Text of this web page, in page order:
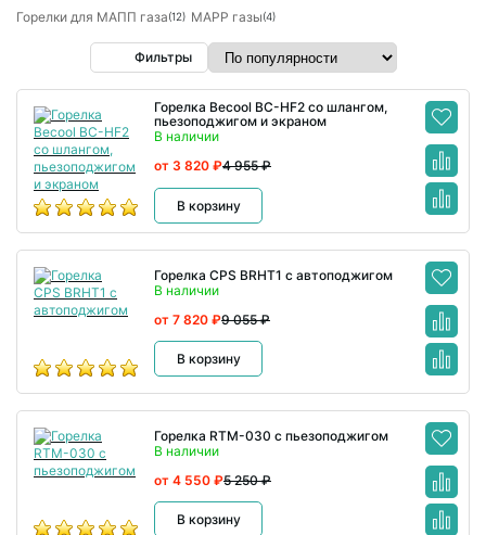
Горелки для МАПП газа(12) MAPP газы(4)
Фильтры
Горелка Becool BC-HF2 со шлангом,
пьезоподжигом и экраном
В наличии
4 955 ₽
от 3 820 ₽
В корзину
Горелка CPS BRHT1 с автоподжигом
В наличии
9 055 ₽
от 7 820 ₽
В корзину
Горелка RTM-030 с пьезоподжигом
В наличии
5 250 ₽
от 4 550 ₽
В корзину